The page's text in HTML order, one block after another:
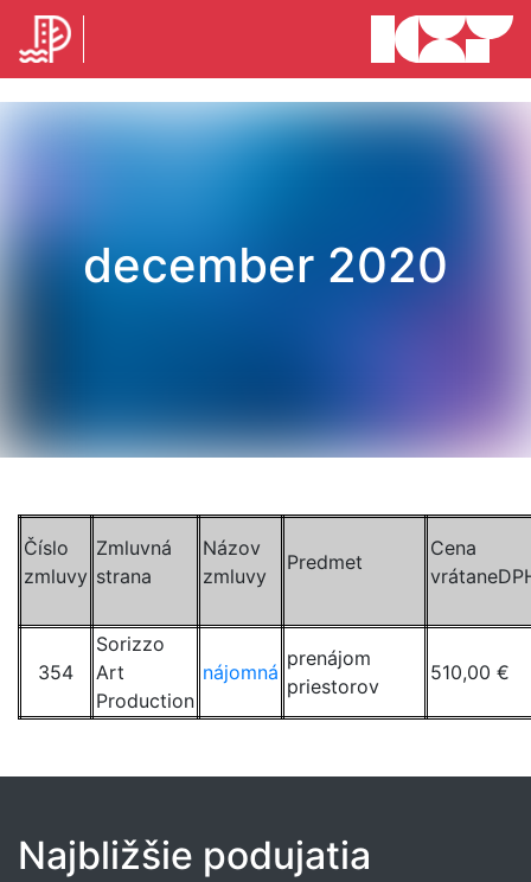
december 2020
Číslo
zmluvy
Zmluvná
strana
Názov
zmluvy
Predmet
Cena
354
Sorizzo
Art
Production
nájomná
prenájom
priestorov
510,00 €
Najbližšie podujatia